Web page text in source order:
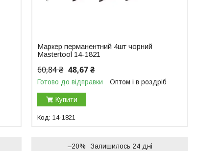
Маркер перманентний 4шт чорний
Mastertool 14-1821
60,84 ₴ 48,67 ₴
Готово до відправки Оптом і в роздріб
Купити
14-1821
–20% Залишилось 24 дні